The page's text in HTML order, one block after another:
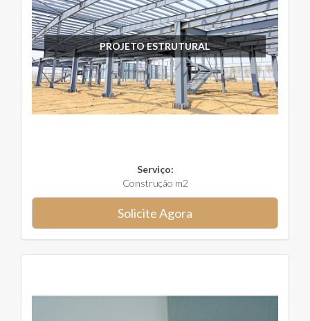
PROJETO ESTRUTURAL
Serviço:
Construção m2
Solicite Agora